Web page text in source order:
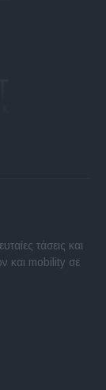
τάσεις και
και mobility σε